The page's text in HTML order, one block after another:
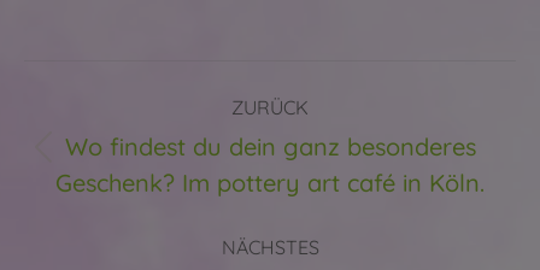
ZURÜCK
Vorheriger
Beitrag:
Wo findest du dein ganz besonderes
Geschenk? Im pottery art café in Köln.
NÄCHSTES